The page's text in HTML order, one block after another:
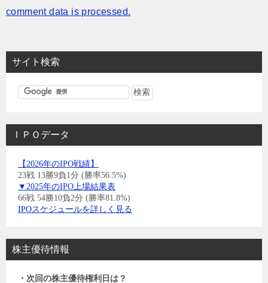
comment data is processed.
サイト検索
ＩＰＯデータ
【2026年のIPO戦績】
23戦 13勝9負1分 (勝率56.5%)
▼2025年のIPO上場結果表
66戦 54勝10負2分 (勝率81.8%)
IPOスケジュールを詳しく見る
株主優待情報
・次回の株主優待権利日は？